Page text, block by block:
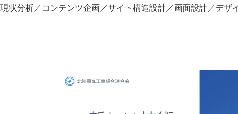
現状分析／コンテンツ企画／サイト構造設計／画面設計／デザ